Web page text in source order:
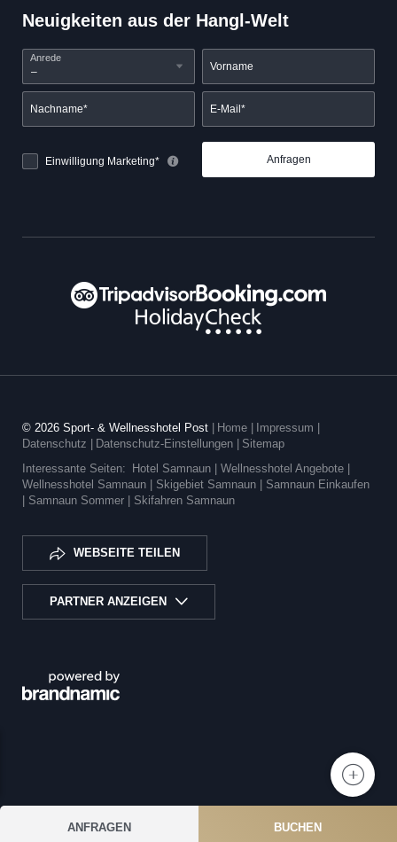
Neuigkeiten aus der Hangl-Welt
Anrede
Vorname
Nachname* E-Mail*
Einwilligung Marketing* Anfragen
© 2026 Sport- & Wellnesshotel Post Home Impressum
Datenschutz
Datenschutz-Einstellungen
Sitemap
Interessante Seiten:
Hotel Samnaun | Wellnesshotel Angebote |
Wellnesshotel Samnaun | Skigebiet Samnaun | Samnaun Einkaufen
Samnaun Sommer | Skifahren Samnaun
WEBSEITE TEILEN
PARTNER ANZEIGEN
ANFRAGEN BUCHEN